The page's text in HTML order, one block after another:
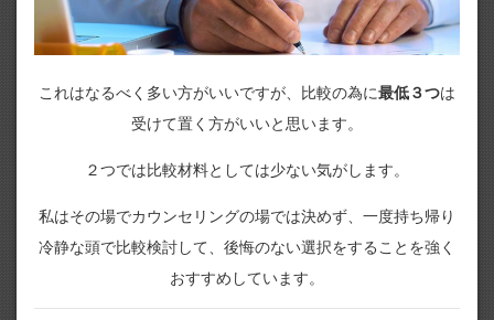
これはなるべく多い方がいいですが、比較の為に最低３つは
受けて置く方がいいと思います。
２つでは比較材料としては少ない気がします。
私はその場でカウンセリングの場では決めず、一度持ち帰り
冷静な頭で比較検討して、後悔のない選択をすることを強く
おすすめしています。